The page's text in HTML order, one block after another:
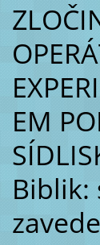
EM
Biblik: